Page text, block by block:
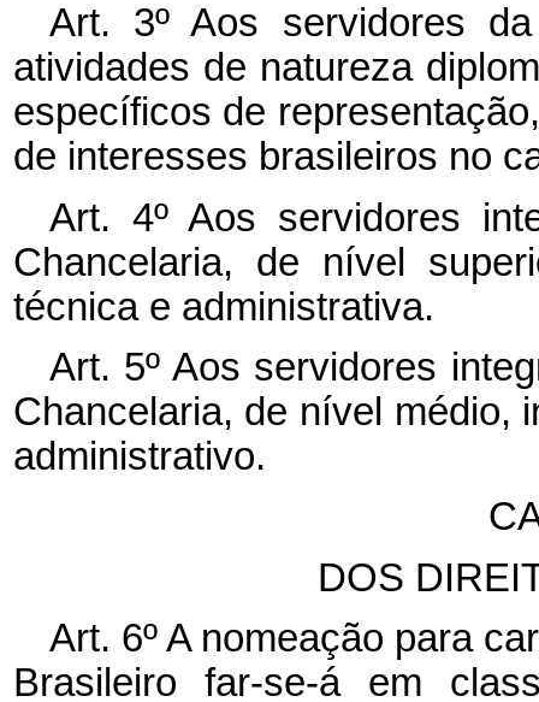
Art. 3º Aos servidores
atividades de natureza
específicos de
de interesses brasileiros no
Art. 4º Aos servidores
Chancelaria, de nível
técnica e administrativa.
Art. 5º Aos servidores
Chancelaria, de nível médio,
administrativo.
DOS
Art. 6º A nomeação para
Brasileiro far-se-á em